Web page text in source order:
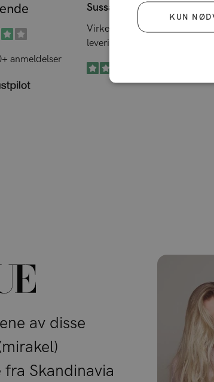
anmeldelser
Sussan Boysen
Virkelig gode produkter som
levering
av disse
Skandinavia
KUN